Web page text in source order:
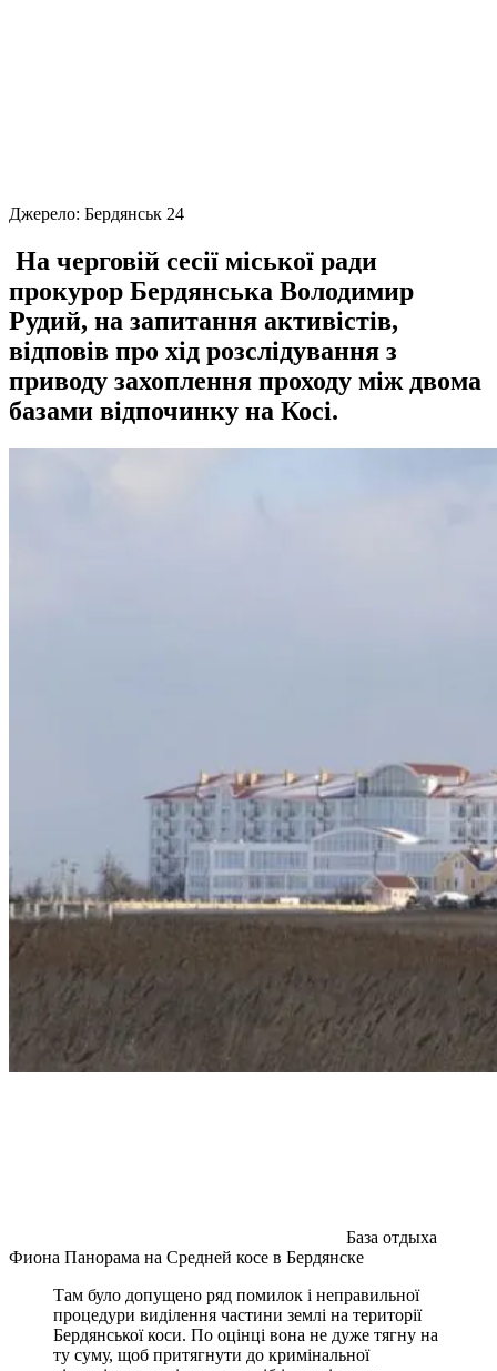
Джерело: Бердянськ 24
На черговій сесії міської ради
прокурор Бердянська Володимир
Рудий, на запитання активістів,
відповів про хід розслідування з
приводу захоплення проходу між двома
базами відпочинку на Косі.
База отдыха
Фиона Панорама на Средней косе в Бердянске
Там було допущено ряд помилок і неправильної
процедури виділення частини землі на території
Бердянської коси. По оцінці вона не дуже тягну на
ту суму, щоб притягнути до кримінальної